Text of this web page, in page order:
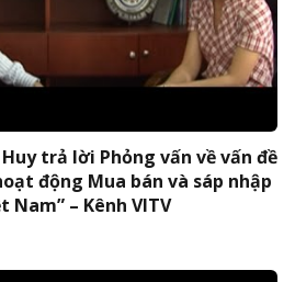
trả lời Phỏng vấn về vấn đề
động Mua bán và sáp nhập
– Kênh VITV